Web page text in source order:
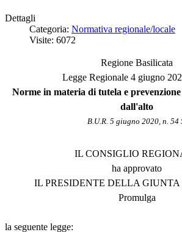
Dettagli
Categoria: Normativa regionale/locale
Visite: 6072
Regione Basilicata
Legge Regionale 4 giugno
Norme in materia di tutela e
dall'alto
B.U.R. 5 giugno 2020, n. 54
IL CONSIGLIO
ha approvato
IL PRESIDENTE DELLA
Promulga
la seguente legge: